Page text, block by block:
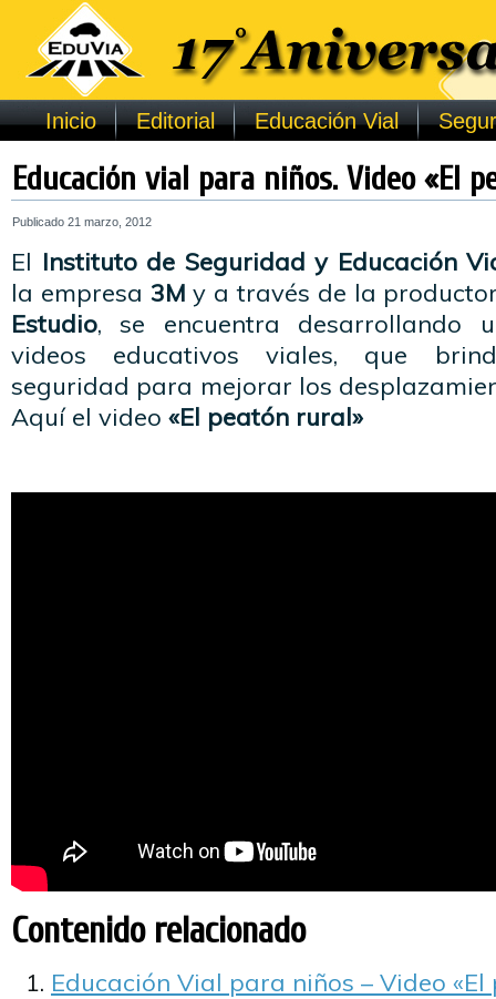
Inicio Editorial Educación Vial
Educación vial para niños. Video «El
Publicado 21 marzo, 2012
El Instituto de Seguridad y Educación
la empresa 3M y a través de la
Estudio, se encuentra desarrollando
videos educativos viales, que
seguridad para mejorar los
Aquí el video «El peatón rural»
Contenido relacionado
Educación Vial para niños – Video